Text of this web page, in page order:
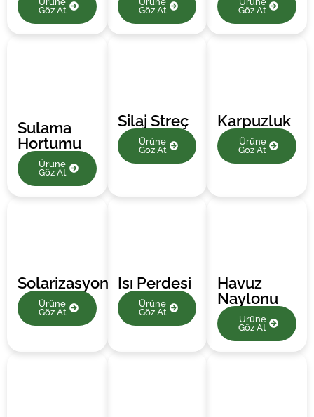
Göz At
Göz At
Göz At
Sulama
Hortumu
Ürüne
Göz At
Silaj Streç
Ürüne
Göz At
Karpuzluk
Ürüne
Göz At
Solarizasyon
Ürüne
Göz At
Isı Perdesi
Ürüne
Göz At
Havuz
Naylonu
Ürüne
Göz At